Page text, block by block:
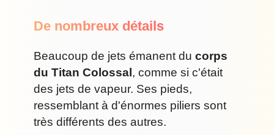
De nombreux détails
Beaucoup de jets émanent du corps
du Titan Colossal, comme si c'était
des jets de vapeur. Ses pieds,
ressemblant à d'énormes piliers sont
très différents des autres.